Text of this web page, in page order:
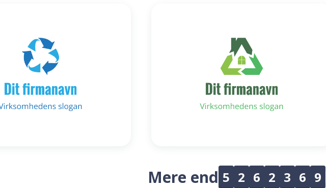
Mere end 5 2 6 2 3 6 9